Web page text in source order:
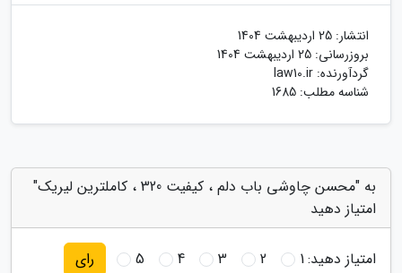
انتشار: 25 اردیبهشت 1404
بروزرسانی: 25 اردیبهشت 1404
گردآورنده: law10.ir
شناسه مطلب: 1685
به "محسن چاوشی باب دلم ، کیفیت 320 ، کاملترین لیریک"
امتیاز دهید
امتیاز دهید:1
2
3
4
5 رای